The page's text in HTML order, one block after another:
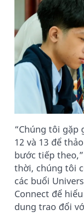
“Chúng tôi gặp
12 và 13 để
bước tiếp
thời, chúng tôi
các buổi
Connect để
dung trao đổi